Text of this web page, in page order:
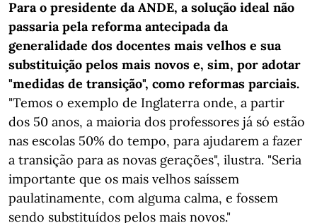
Para o presidente da ANDE, a solução ideal não
passaria pela reforma antecipada da
generalidade dos docentes mais velhos e sua
substituição pelos mais novos e, sim, por adotar
"medidas de transição", como reformas parciais.
"Temos o exemplo de Inglaterra onde, a partir
dos 50 anos, a maioria dos professores já só estão
nas escolas 50% do tempo, para ajudarem a fazer
a transição para as novas gerações", ilustra. "Seria
importante que os mais velhos saíssem
paulatinamente, com alguma calma, e fossem
sendo substituídos pelos mais novos."